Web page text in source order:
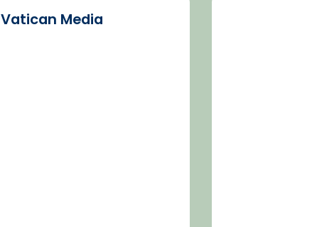
Vatican Media